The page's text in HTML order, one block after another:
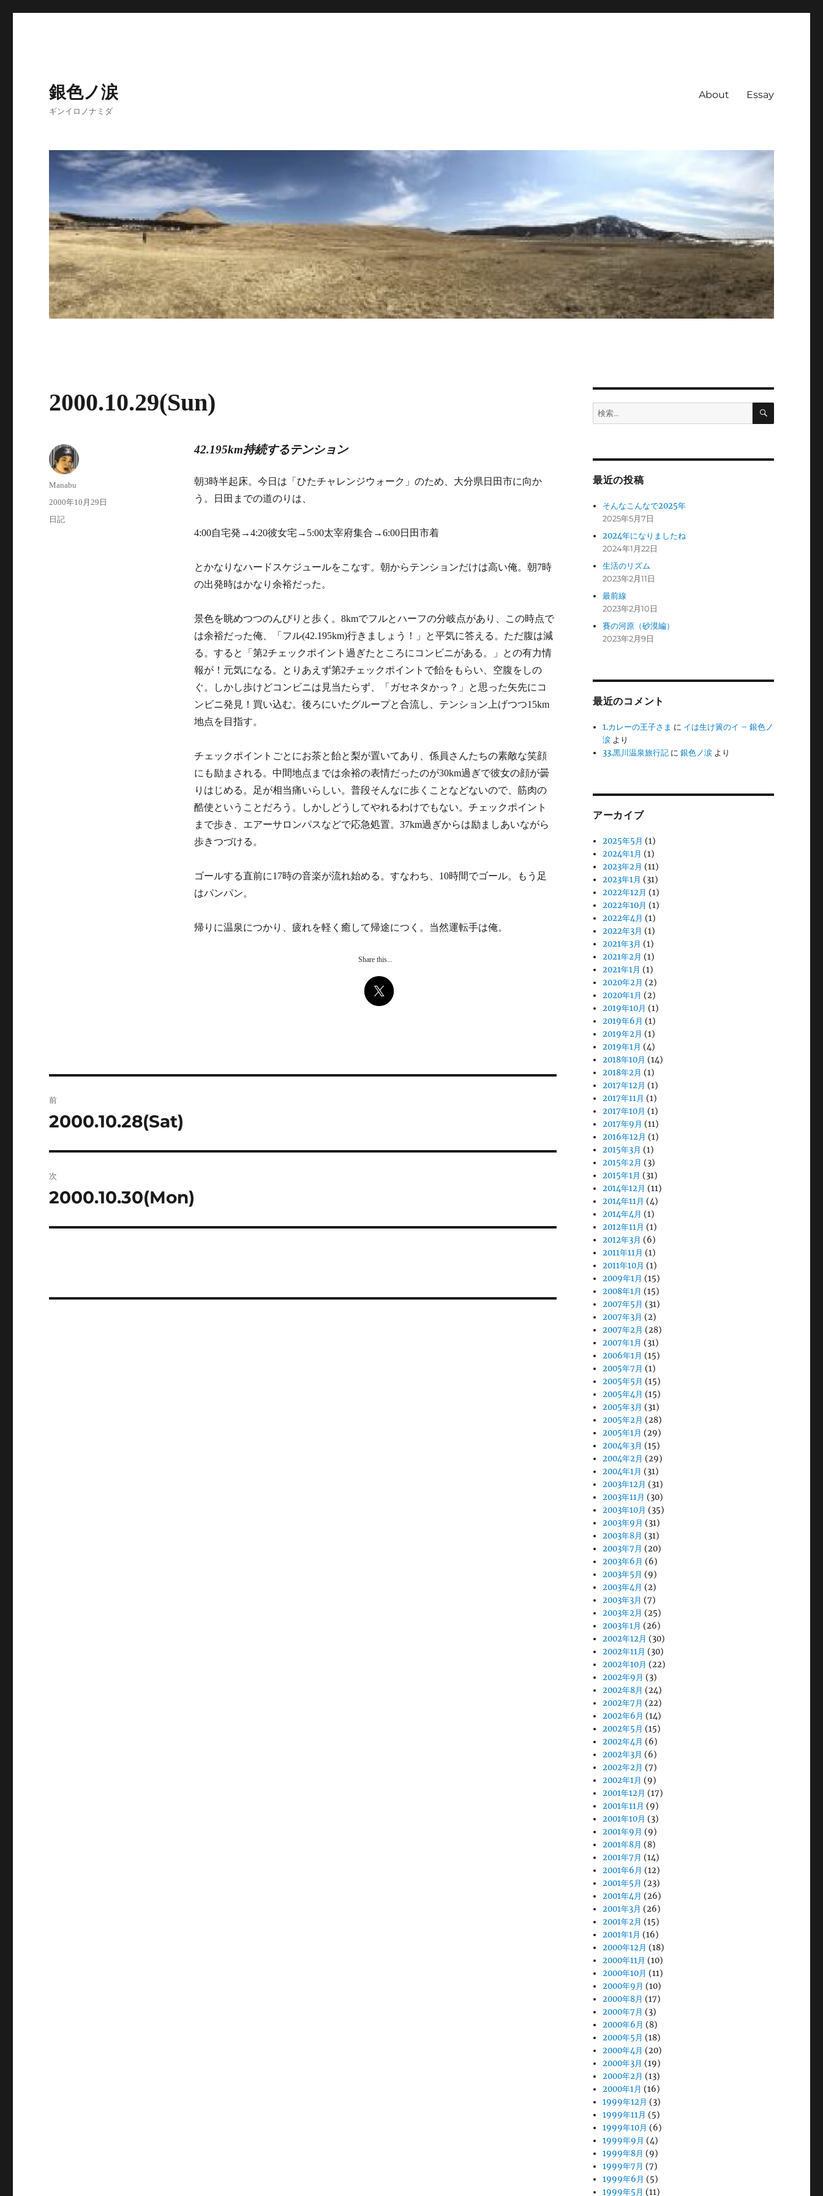
銀色ノ涙
ギンイロノナミダ
About Essay
2000.10.29(Sun)
42.195km持続するテンション
朝3時半起床。今日は「ひたチャレンジウォーク」のため、大分県日田市に向か
う。日田までの道のりは、
4:00自宅発→4:20彼女宅→5:00太宰府集合→6:00日田市着
とかなりなハードスケジュールをこなす。朝からテンションだけは高い俺。朝7時
の出発時はかなり余裕だった。
景色を眺めつつのんびりと歩く。8kmでフルとハーフの分岐点があり、この時点で
は余裕だった俺、「フル(42.195km)行きましょう！」と平気に答える。ただ腹は減
る。すると「第2チェックポイント過ぎたところにコンビニがある。」との有力情
報が！元気になる。とりあえず第2チェックポイントで飴をもらい、空腹をしの
ぐ。しかし歩けどコンビニは見当たらず、「ガセネタかっ？」と思った矢先にコ
ンビニ発見！買い込む。後ろにいたグループと合流し、テンション上げつつ15km
地点を目指す。
チェックポイントごとにお茶と飴と梨が置いてあり、係員さんたちの素敵な笑顔
にも励まされる。中間地点までは余裕の表情だったのが30km過ぎで彼女の顔が曇
りはじめる。足が相当痛いらしい。普段そんなに歩くことなどないので、筋肉の
酷使ということだろう。しかしどうしてやれるわけでもない。チェックポイント
まで歩き、エアーサロンパスなどで応急処置。37km過ぎからは励ましあいながら
歩きつづける。
ゴールする直前に17時の音楽が流れ始める。すなわち、10時間でゴール。もう足
はパンパン。
帰りに温泉につかり、疲れを軽く癒して帰途につく。当然運転手は俺。
Share this...
投
稿
Manabu
投
稿
2000年10月29日
カ
日記
稿
ゲ
ン
前
前
投
稿:
2000.10.28(Sat)
次
次
投
2000.10.30(Mon)
検
索:
検
最近の投稿
そんなこんなで2025年
2025年5月7日
2024年になりましたね
2024年1月22日
生活のリズム
2023年2月11日
最前線
2023年2月10日
賽の河原（砂漠編）
2023年2月9日
最近のコメント
1.カレーの王子さま に イは生け簀のイ – 銀色ノ
涙 より
33.黒川温泉旅行記 に銀色ノ涙 より
アーカイブ
2025年5月 (1)
2024年1月 (1)
2023年2月 (11)
2023年1月 (31)
2022年12月 (1)
2022年10月 (1)
2022年4月 (1)
2022年3月 (1)
2021年3月 (1)
2021年2月 (1)
2021年1月 (1)
2020年2月 (2)
2020年1月 (2)
2019年10月 (1)
2019年6月 (1)
2019年2月 (1)
2019年1月 (4)
2018年10月 (14)
2018年2月 (1)
2017年12月 (1)
2017年11月 (1)
2017年10月 (1)
2017年9月 (11)
2016年12月 (1)
2015年3月 (1)
2015年2月 (3)
2015年1月 (31)
2014年12月 (11)
2014年11月 (4)
2014年4月 (1)
2012年11月 (1)
2012年3月 (6)
2011年11月 (1)
2011年10月 (1)
2009年1月 (15)
2008年1月 (15)
2007年5月 (31)
2007年3月 (2)
2007年2月 (28)
2007年1月 (31)
2006年1月 (15)
2005年7月 (1)
2005年5月 (15)
2005年4月 (15)
2005年3月 (31)
2005年2月 (28)
2005年1月 (29)
2004年3月 (15)
2004年2月 (29)
2004年1月 (31)
2003年12月 (31)
2003年11月 (30)
2003年10月 (35)
2003年9月 (31)
2003年8月 (31)
2003年7月 (20)
2003年6月 (6)
2003年5月 (9)
2003年4月 (2)
2003年3月 (7)
2003年2月 (25)
2003年1月 (26)
2002年12月 (30)
2002年11月 (30)
2002年10月 (22)
2002年9月 (3)
2002年8月 (24)
2002年7月 (22)
2002年6月 (14)
2002年5月 (15)
2002年4月 (6)
2002年3月 (6)
2002年2月 (7)
2002年1月 (9)
2001年12月 (17)
2001年11月 (9)
2001年10月 (3)
2001年9月 (9)
2001年8月 (8)
2001年7月 (14)
2001年6月 (12)
2001年5月 (23)
2001年4月 (26)
2001年3月 (26)
2001年2月 (15)
2001年1月 (16)
2000年12月 (18)
2000年11月 (10)
2000年10月 (11)
2000年9月 (10)
2000年8月 (17)
2000年7月 (3)
2000年6月 (8)
2000年5月 (18)
2000年4月 (20)
2000年3月 (19)
2000年2月 (13)
2000年1月 (16)
1999年12月 (3)
1999年11月 (5)
1999年10月 (6)
1999年9月 (4)
1999年8月 (9)
1999年7月 (7)
1999年6月 (5)
1999年5月 (11)